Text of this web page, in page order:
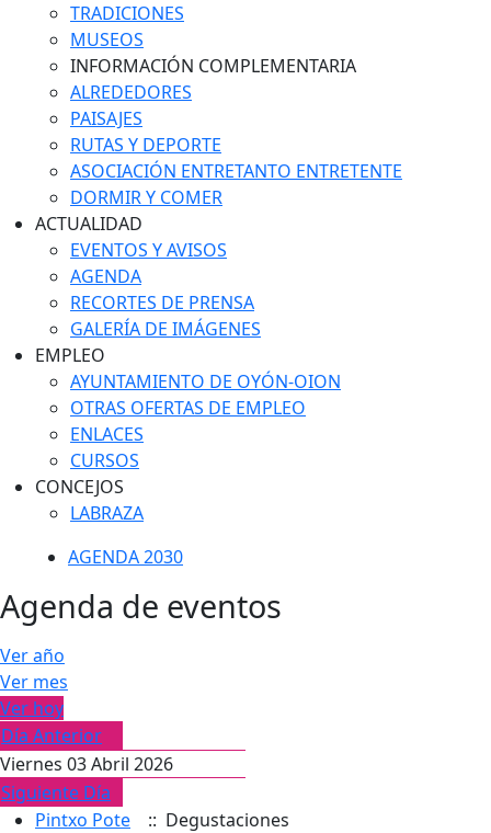
TRADICIONES
MUSEOS
INFORMACIÓN COMPLEMENTARIA
ALREDEDORES
PAISAJES
RUTAS Y DEPORTE
ASOCIACIÓN ENTRETANTO ENTRETENTE
DORMIR Y COMER
ACTUALIDAD
EVENTOS Y AVISOS
AGENDA
RECORTES DE PRENSA
GALERÍA DE IMÁGENES
EMPLEO
AYUNTAMIENTO DE OYÓN-OION
OTRAS OFERTAS DE EMPLEO
ENLACES
CURSOS
CONCEJOS
LABRAZA
AGENDA 2030
Agenda de eventos
Ver año
Ver mes
Ver hoy
Día Anterior
Viernes 03 Abril 2026
Siguiente Día
Pintxo Pote
:: Degustaciones